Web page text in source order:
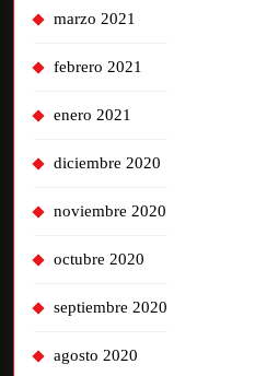
marzo 2021
febrero 2021
enero 2021
diciembre 2020
noviembre 2020
octubre 2020
septiembre 2020
agosto 2020